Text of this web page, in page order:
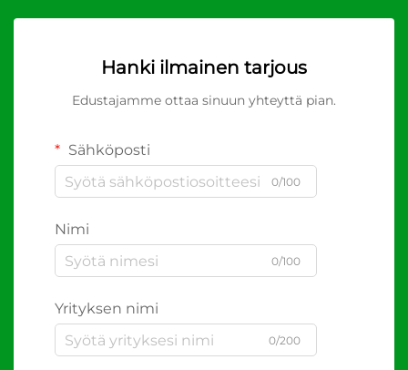
Hanki ilmainen tarjous
Edustajamme ottaa sinuun yhteyttä pian.
Sähköposti
0/100
Nimi
0/100
Yrityksen nimi
0/200